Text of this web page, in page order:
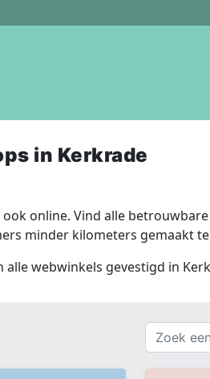
in Kerkrade
online. Vind alle
minder kilometers gemaakt
alle webwinkels gevestigd in
Zoek
een
webshop